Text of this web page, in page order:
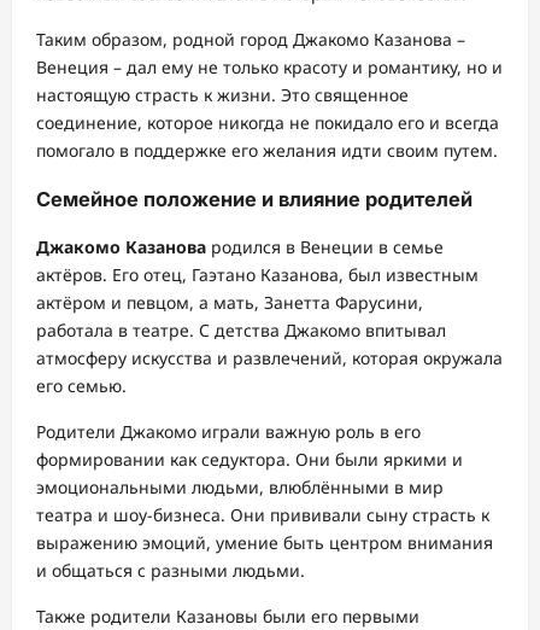
Таким образом, родной город Джакомо Казанова –
Венеция – дал ему не только красоту и романтику, но и
настоящую страсть к жизни. Это священное
соединение, которое никогда не покидало его и всегда
помогало в поддержке его желания идти своим путем.
Семейное положение и влияние родителей
Джакомо Казанова родился в Венеции в семье
актёров. Его отец, Гаэтано Казанова, был известным
актёром и певцом, а мать, Занетта Фарусини,
работала в театре. С детства Джакомо впитывал
атмосферу искусства и развлечений, которая окружала
его семью.
Родители Джакомо играли важную роль в его
формировании как седуктора. Они были яркими и
эмоциональными людьми, влюблёнными в мир
театра и шоу-бизнеса. Они прививали сыну страсть к
выражению эмоций, умение быть центром внимания
и общаться с разными людьми.
Также родители Казановы были его первыми